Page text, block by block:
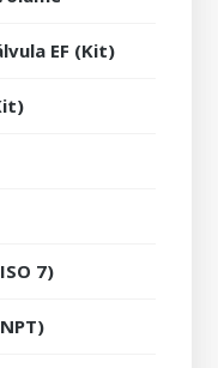
EF (Kit)
7)